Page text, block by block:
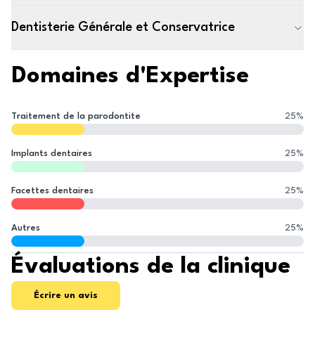
Dentisterie Générale et Conservatrice
Domaines d'Expertise
Traitement de la parodontite 25%
Implants dentaires 25%
Facettes dentaires 25%
Autres 25%
Évaluations de la clinique
Écrire un avis